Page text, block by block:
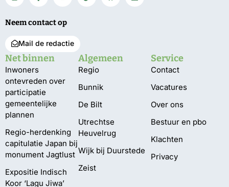
Neem contact op
Mail de redactie
Net binnen
Inwoners
ontevreden over
participatie
gemeentelijke
plannen
Regio-herdenking
capitulatie Japan bij
monument Jagtlust
Expositie Indisch
Koor ‘Lagu Jiwa’
Algemeen
Regio
Bunnik
De Bilt
Utrechtse
Heuvelrug
Wijk bij Duurstede
Zeist
Service
Contact
Vacatures
Over ons
Bestuur en pbo
Klachten
Privacy